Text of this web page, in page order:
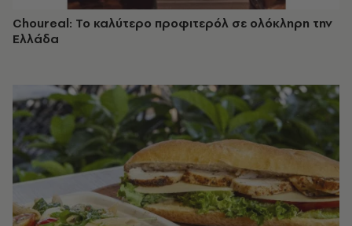
Choureal: Το καλύτερο προφιτερόλ σε ολόκληρη την
Ελλάδα